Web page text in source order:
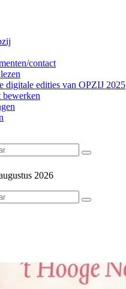
contact
digitale edities van OPZIJ 2025
bewerken
Zoek
2026
Zoek